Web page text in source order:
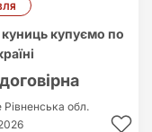
купуємо по
Рівненська обл.